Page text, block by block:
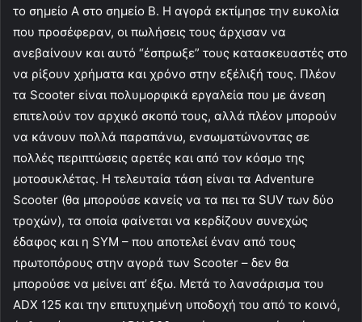
το σημείο Α στο σημείο Β. Η αγορά εκτίμησε την ευκολία
που προσέφεραν, οι πωλήσεις τους άρχισαν να
ανεβαίνουν και αυτό “έσπρωξε” τους κατασκευαστές στο
να ρίξουν χρήματα και χρόνο στην εξέλιξή τους. Πλέον
τα Scooter είναι πολυμορφικά εργαλεία που με άνεση
επιτελούν τον αρχικό σκοπό τους, αλλά πλέον μπορούν
να κάνουν πολλά παραπάνω, ενσωματώνοντας σε
πολλές περιπτώσεις αρετές και από τον κόσμο της
μοτοσυκλέτας. Η τελευταία τάση είναι τα Adventure
Scooter (θα μπορούσε κανείς να τα πει τα SUV των δύο
τροχών), τα οποία φαίνεται να κερδίζουν συνεχώς
έδαφος και η SYM – που αποτελεί έναν από τους
πρωτοπόρους στην αγορά των Scooter – δεν θα
μπορούσε να μείνει απ’ έξω. Μετά το λανσάρισμα του
ADX 125 και την επιτυχημένη υποδοχή του από το κοινό,